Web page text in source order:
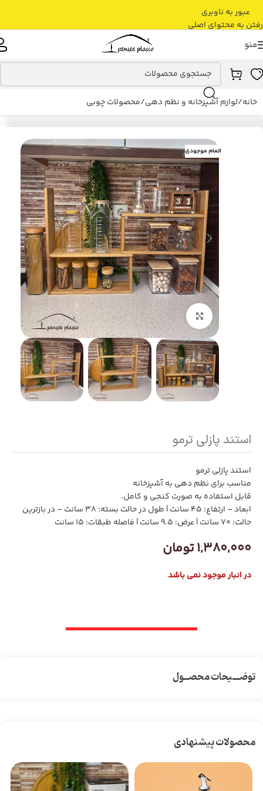
عبور به ناوبری
رفتن به محتوای اصلی
منو
خانه/لوازم آشپزخانه و نظم دهی/محصولات چوبی
اتمام موجودی
بزرگنمایی تصویر
استند پازلی ترمو
استند پازلی ترمو
مناسب برای نظم دهی به آشپزخانه
قابل استفاده به صورت کنجی و کامل.
ابعاد – ارتفاع: 45 سانت | طول در حالت بسته: 38 سانت – در بازترین
حالت: 70 سانت | عرض: 9.5 سانت | فاصله طبقات: 15 سانت
1,380,000تومان
در انبار موجود نمی باشد
توضـــیحات محصــول
محصولات پیشنهادی